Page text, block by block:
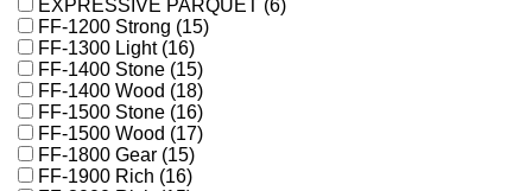
EXPRESSIVE PARQUET (6)
FF-1200 Strong (15)
FF-1300 Light (16)
FF-1400 Stone (15)
FF-1400 Wood (18)
FF-1500 Stone (16)
FF-1500 Wood (17)
FF-1800 Gear (15)
FF-1900 Rich (16)